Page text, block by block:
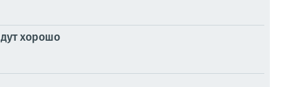
хорошо